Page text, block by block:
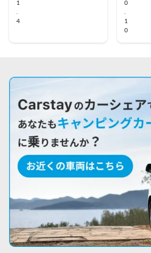
1
4
0
1
0